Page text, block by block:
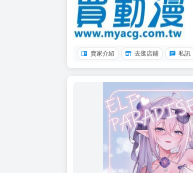
賣家介紹 去逛店鋪 私訊